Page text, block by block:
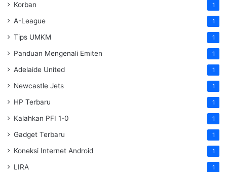
Korban 1
A-League 1
Tips UMKM 1
Panduan Mengenali Emiten 1
Adelaide United 1
Newcastle Jets 1
HP Terbaru 1
Kalahkan PFI 1-0 1
Gadget Terbaru 1
Koneksi Internet Android 1
LIRA 1